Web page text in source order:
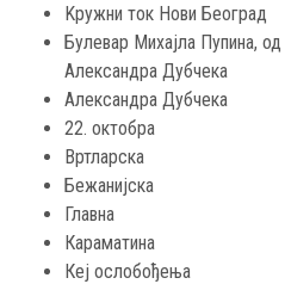
Kружни ток Нови Београд
Булевар Михајла Пупина,
Александра Дубчека
Александра Дубчека
22. октобра
Вртларска
Бежанијска
Главна
Караматина
Кеј ослобођења